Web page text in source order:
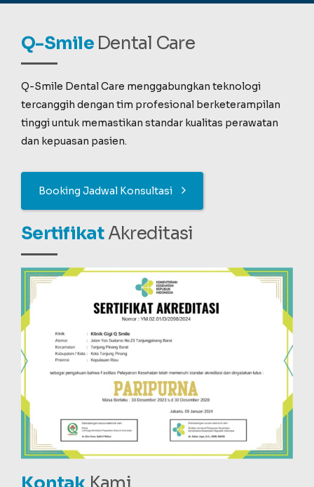
Q-Smile Dental Care
Q-Smile Dental Care menggabungkan teknologi
tercanggih dengan tim profesional berketerampilan
tinggi untuk memastikan standar kualitas perawatan
dan kepuasan pasien.
Booking Jadwal Konsultasi
SertifikatAkreditasi